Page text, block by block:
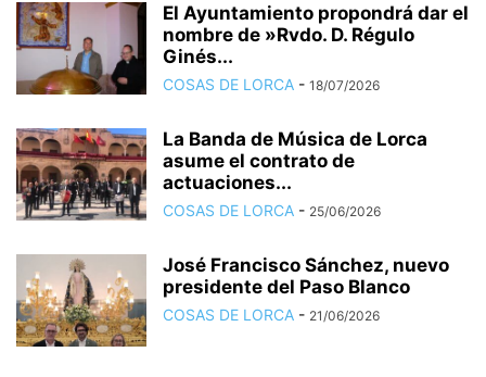
El Ayuntamiento propondrá dar el
nombre de »Rvdo. D. Régulo
Ginés...
COSAS DE LORCA - 18/07/2026
La Banda de Música de Lorca
asume el contrato de
actuaciones...
COSAS DE LORCA - 25/06/2026
José Francisco Sánchez, nuevo
presidente del Paso Blanco
COSAS DE LORCA - 21/06/2026